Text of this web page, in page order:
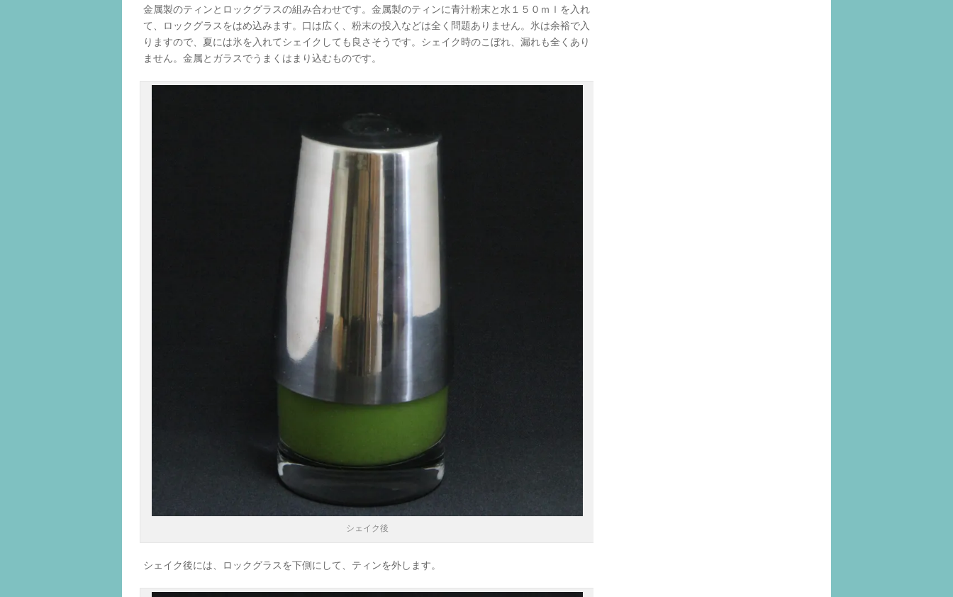
金属製のティンとロックグラスの組み合わせです。金属製のティンに青汁粉末と水１５０ｍｌを入れ
て、ロックグラスをはめ込みます。口は広く、粉末の投入などは全く問題ありません。氷は余裕で入
りますので、夏には氷を入れてシェイクしても良さそうです。シェイク時のこぼれ、漏れも全くあり
ません。金属とガラスでうまくはまり込むものです。
シェイク後
シェイク後には、ロックグラスを下側にして、ティンを外します。